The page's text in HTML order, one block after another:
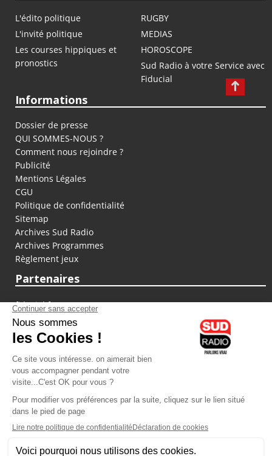
L'édito politique
RUGBY
L'invité politique
MEDIAS
Les courses hippiques et
pronostics
HOROSCOPE
Sud Radio à votre Service avec
Fiducial
Informations
Dossier de presse
QUI SOMMES-NOUS ?
Comment nous rejoindre ?
Publicité
Mentions Légales
CGU
Politique de confidentialité
Sitemap
Archives Sud Radio
Archives Programmes
Règlement jeux
Partenaires
fiducial.fr
lyoncapitale.fr
olympique-et-lyonnais.com
L'application Iphone / Android
Téléchargez l'application
Les cookies
Gestion des cookies